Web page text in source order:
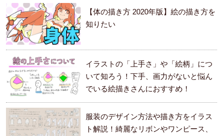
【体の描き方 2020年版】絵の描き方を
知りたい
イラストの「上手さ」や「絵柄」につ
いて知ろう！下手、画力がないと悩ん
でいる絵描きさんにおすすめ！
服装のデザイン方法や描き方をイラス
ト解説！綺麗なリボンやワンピース、